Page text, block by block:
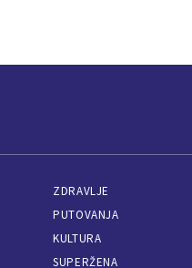
ZDRAVLJE
PUTOVANJA
KULTURA
SUPERŽENA